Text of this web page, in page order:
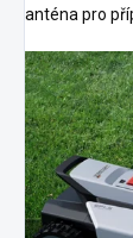
anténa pro